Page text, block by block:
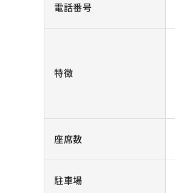
電話番号
特徴
座席数
駐車場